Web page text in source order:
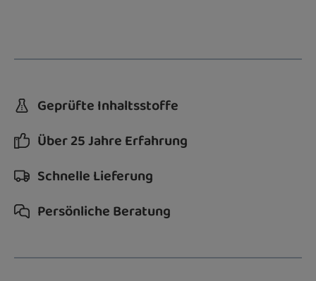
Geprüfte Inhaltsstoffe
Über 25 Jahre Erfahrung
Schnelle Lieferung
Persönliche Beratung